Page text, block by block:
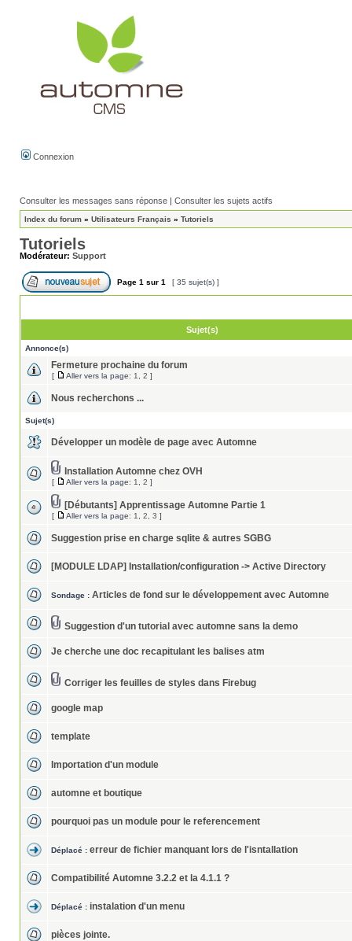
Connexion
Consulter les messages sans réponse | Consulter les sujets actifs
Index du forum » Utilisateurs Français » Tutoriels
Tutoriels
Modérateur: Support
Page 1 sur 1 [ 35 sujet(s) ]
Sujet(s)
Annonce(s)
Fermeture prochaine du forum
[ Aller vers la page: 1 2 ]
Nous recherchons ...
Sujet(s)
Développer un modèle de page avec Automne
Installation Automne chez OVH
[ Aller vers la page: 1 2 ]
[Débutants] Apprentissage Automne Partie 1
[ Aller vers la page: 1 2 3 ]
Suggestion prise en charge sqlite & autres SGBG
[MODULE LDAP] Installation/configuration -> Active Directory
Sondage : Articles de fond sur le développement avec Automne
Suggestion d'un tutorial avec automne sans la demo
Je cherche une doc recapitulant les balises atm
Corriger les feuilles de styles dans Firebug
google map
template
Importation d'un module
automne et boutique
pourquoi pas un module pour le referencement
Déplacé : erreur de fichier manquant lors de l'isntallation
Compatibilité Automne 3.2.2 et la 4.1.1 ?
Déplacé : instalation d'un menu
pièces jointe.